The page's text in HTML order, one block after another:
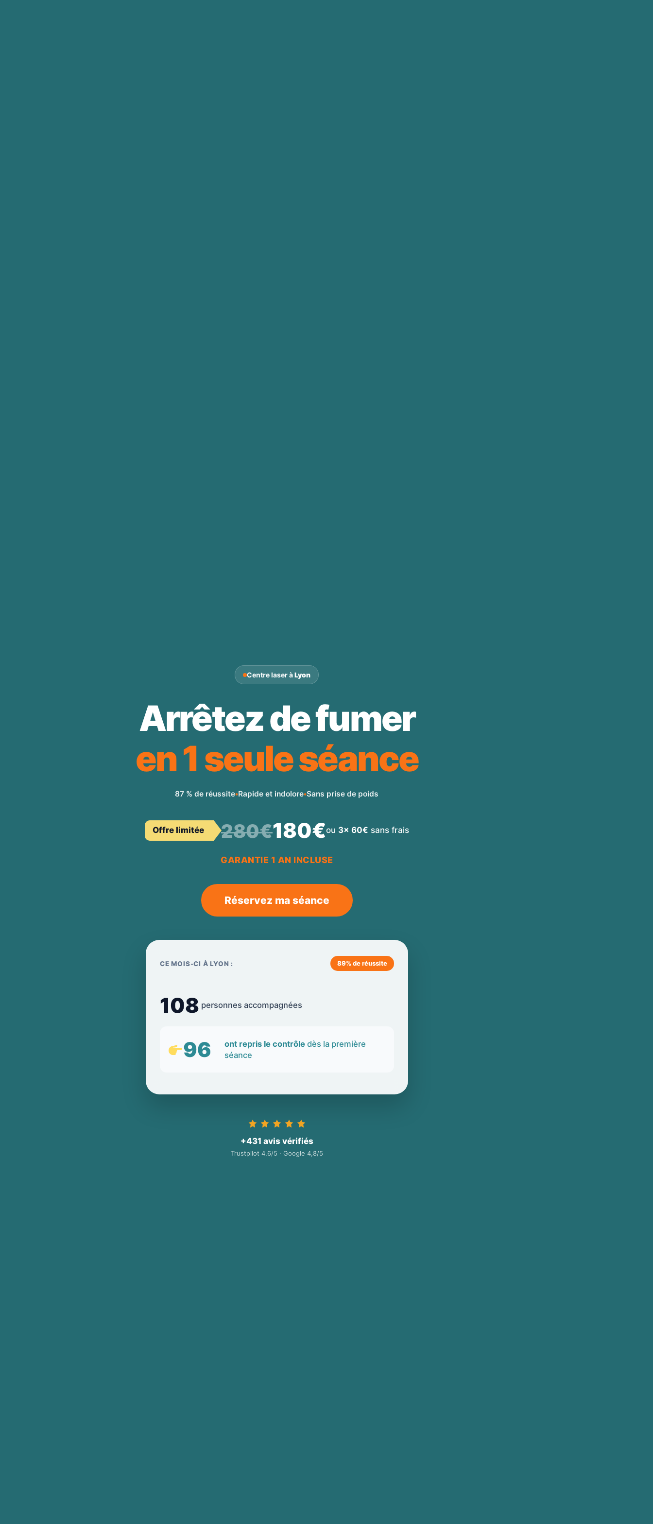
Centre laser àLyon
Arrêtez de fumer
en 1 seule séance
87 % de réussite•Rapide et indolore•Sans prise de poids
Offre limitée 280€180€ou 3x 60€ sans frais
GARANTIE 1 AN INCLUSE
Réservez ma séance
CE MOIS-CI À LYON : 89% de réussite
108 personnes accompagnées
96 ont repris le contrôle dès la première
séance
+431 avis vérifiés
Trustpilot 4,6/5 · Google 4,8/5